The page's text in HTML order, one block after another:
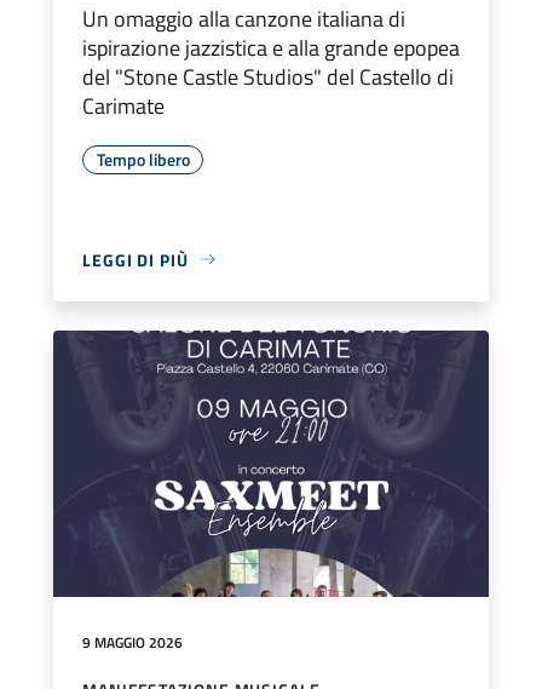
Un omaggio alla canzone italiana di
ispirazione jazzistica e alla grande epopea
del "Stone Castle Studios" del Castello di
Carimate
Tempo libero
LEGGI DI PIÙ
9 MAGGIO 2026